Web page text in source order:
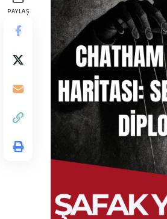
PAYLAŞ